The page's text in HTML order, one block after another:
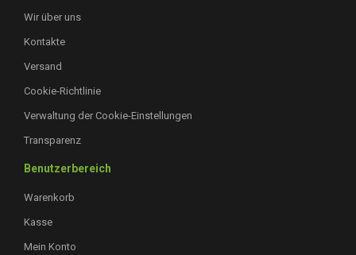
Wir über uns
Kontakte
Versand
Cookie-Richtlinie
Verwaltung der Cookie-Einstellungen
Transparenz
Benutzerbereich
Warenkorb
Kasse
Mein Konto